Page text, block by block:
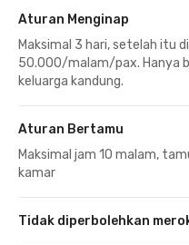
Aturan Menginap
Maksimal 3 hari, setelah itu
50.000/malam/pax. Hanya
keluarga kandung.
Aturan Bertamu
Maksimal jam 10 malam,
kamar
Tidak diperbolehkan